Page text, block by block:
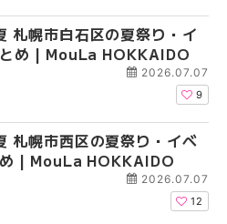
札幌市白石区の夏祭り・イ
め | MouLa HOKKAIDO
2026.07.07
9
札幌市西区の夏祭り・イベ
| MouLa HOKKAIDO
2026.07.07
12
2026年夏 札幌市西区
ントまとめ | MouLa
2026年夏 札幌市北区
ントまとめ | MouLa
2026年夏 札幌市北区
ントまとめ | MouLa
2026年夏 札幌市白石
ベントまとめ |